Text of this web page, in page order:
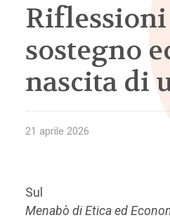
sostegno
nascita di
21 aprile 2026
Sul
Menabò di Etica ed